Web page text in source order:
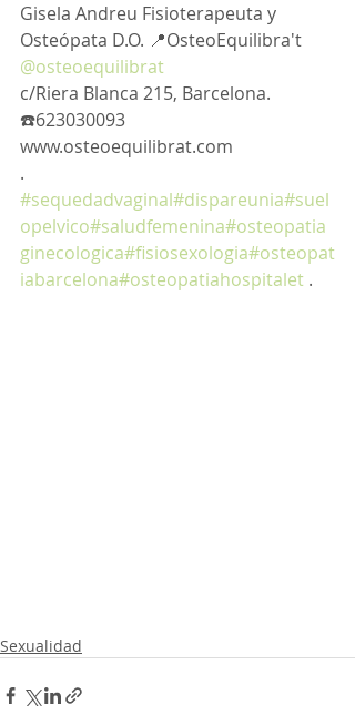
Gisela Andreu Fisioterapeuta y
Osteópata D.O. 📍OsteoEquilibra't
@osteoequilibrat
c/Riera Blanca 215, Barcelona.
☎️623030093
www.osteoequilibrat.com
.
#sequedadvaginal#dispareunia#suel
opelvico#saludfemenina#osteopatia
ginecologica#fisiosexologia#osteopat
iabarcelona#osteopatiahospitalet .
Sexualidad